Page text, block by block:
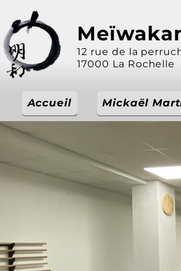
Accueil Mickaël
12 rue de la
17000 La Rochelle
Accueil Mickaël